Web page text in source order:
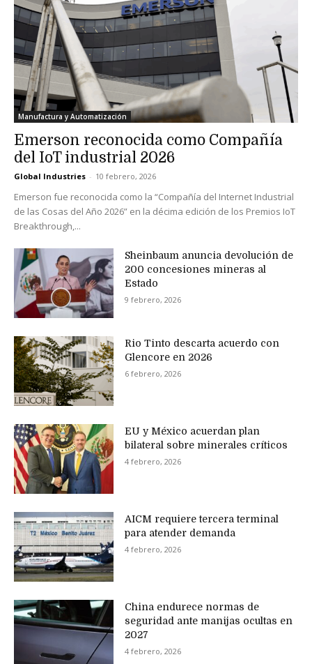
Manufactura y Automatización
Emerson reconocida como Compañía
del IoT industrial 2026
Global Industries - 10 febrero, 2026
Emerson fue reconocida como la “Compañía del Internet Industrial
de las Cosas del Año 2026” en la décima edición de los Premios IoT
Breakthrough,...
Sheinbaum anuncia devolución de
200 concesiones mineras al
Estado
9 febrero, 2026
Rio Tinto descarta acuerdo con
Glencore en 2026
6 febrero, 2026
EU y México acuerdan plan
bilateral sobre minerales críticos
4 febrero, 2026
AICM requiere tercera terminal
para atender demanda
4 febrero, 2026
China endurece normas de
seguridad ante manijas ocultas en
2027
4 febrero, 2026